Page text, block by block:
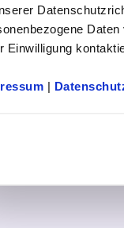
Einwilligung
|